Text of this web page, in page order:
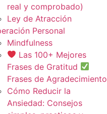
real y comprobado)
Ley de Atracción
Personal
Mindfulness
Las 100+ Mejores
Frases de Gratitud
Frases de Agradecimiento
Cómo Reducir la
Ansiedad: Consejos